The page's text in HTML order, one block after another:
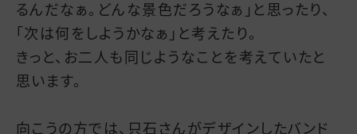
るんだなぁ。どんな景色だろうなぁ」と思ったり、
「次は何をしようかなぁ」と考えたり。
きっと、お二人も同じようなことを考えていたと
思います。
向こうの方では、只石さんがデザインしたバンド